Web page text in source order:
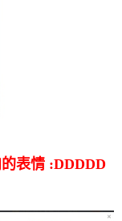
表情 :DDDDD